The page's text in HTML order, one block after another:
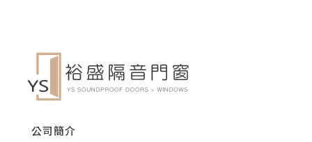
公司簡介